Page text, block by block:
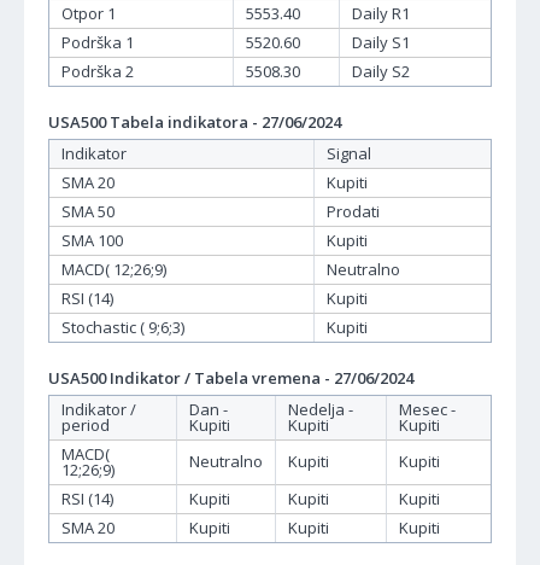
Otpor 1
5553.40
Daily R1
Podrška 1
5520.60
Daily S1
Podrška 2
5508.30 Daily S2
USA500 Tabela indikatora - 27/06/2024
Indikator
Signal
SMA 20
Kupiti
SMA 50
Prodati
SMA 100
Kupiti
MACD( 12;26;9)
Neutralno
RSI (14)
Kupiti
Stochastic ( 9;6;3)
Kupiti
USA500 Indikator / Tabela vremena - 27/06/2024
Indikator /
period
Dan -
Kupiti
Nedelja -
Kupiti
Mesec -
Kupiti
MACD(
12;26;9) Neutralno Kupiti
Kupiti
RSI (14)
Kupiti Kupiti
Kupiti
SMA 20
Kupiti Kupiti Kupiti